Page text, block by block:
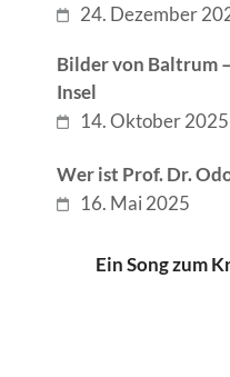
24. Dezember
Bilder von Baltrum
Insel
14. Oktober 2025
Wer ist Prof. Dr.
16. Mai 2025
Ein Song zum